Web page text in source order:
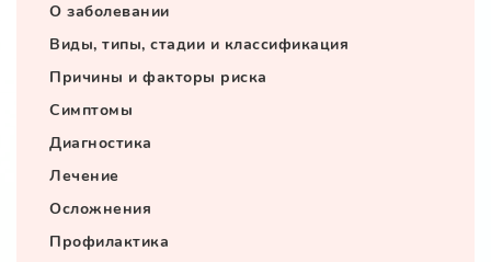
О заболевании
Виды, типы, стадии и классификация
Причины и факторы риска
Симптомы
Диагностика
Лечение
Осложнения
Профилактика